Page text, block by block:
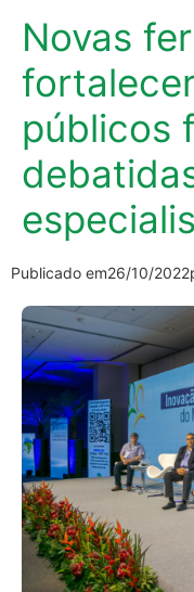
Novas
públicos
Publicado em26/10/2022